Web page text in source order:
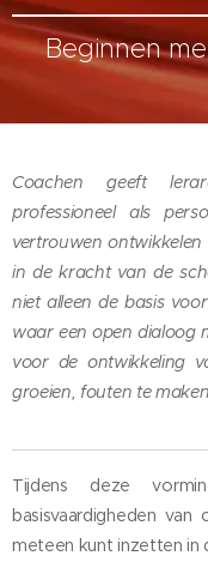
Beginnen
Coachen geeft
professioneel als
vertrouwen ontwikkelen
in de kracht van de
niet alleen de basis
waar een open dialoog
voor de ontwikkeling
groeien, fouten te
Tijdens deze
basisvaardigheden
meteen kunt inzetten in